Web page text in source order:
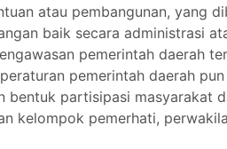
atau pembangunan, yang
baik secara administrasi
pemerintah daerah
pemerintah daerah
bentuk partisipasi
kelompok pemerhati,